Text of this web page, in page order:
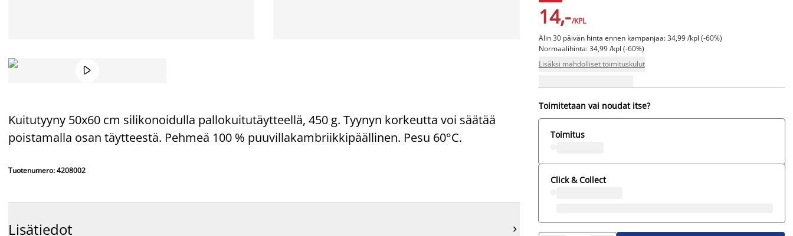

Kuitutyyny 50x60 cm silikonoidulla pallokuitutäytteellä, 450 g. Tyynyn korkeutta voi säätää
poistamalla osan täytteestä. Pehmeä 100 % puuvillakambriikkipäällinen. Pesu 60°C.
Tuotenumero: 4208002
Lisätiedot 
14,-/KPL
Alin 30 päivän hinta ennen kampanjaa: 34,99 /kpl (-60%)
Normaalihinta: 34,99 /kpl (-60%)
Lisäksi mahdolliset toimituskulut
Toimitetaan vai noudat itse?
Toimitus
Click & Collect